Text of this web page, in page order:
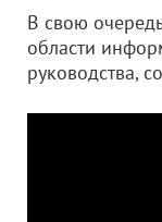
В свою
области
руководства,